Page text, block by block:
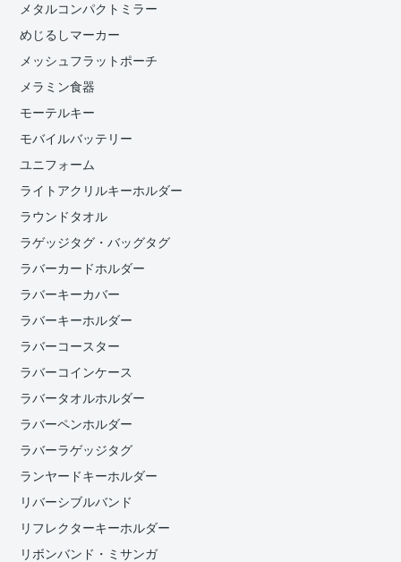
メタルコンパクトミラー
めじるしマーカー
メッシュフラットポーチ
メラミン食器
モーテルキー
モバイルバッテリー
ユニフォーム
ライトアクリルキーホルダー
ラウンドタオル
ラゲッジタグ・バッグタグ
ラバーカードホルダー
ラバーキーカバー
ラバーキーホルダー
ラバーコースター
ラバーコインケース
ラバータオルホルダー
ラバーペンホルダー
ラバーラゲッジタグ
ランヤードキーホルダー
リバーシブルバンド
リフレクターキーホルダー
リボンバンド・ミサンガ